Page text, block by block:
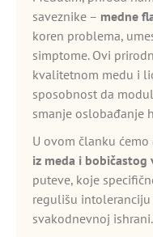
saveznike – medne
koren problema,
simptome. Ovi
kvalitetnom medu i
sposobnost da
smanje oslobađanje
U ovom članku
iz meda i bobičastog
puteve, koje
regulišu
svakodnevnoj ishrani.